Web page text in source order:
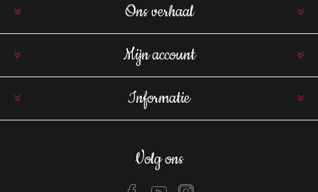
Ons verhaal
Mijn account
Informatie
Volg ons